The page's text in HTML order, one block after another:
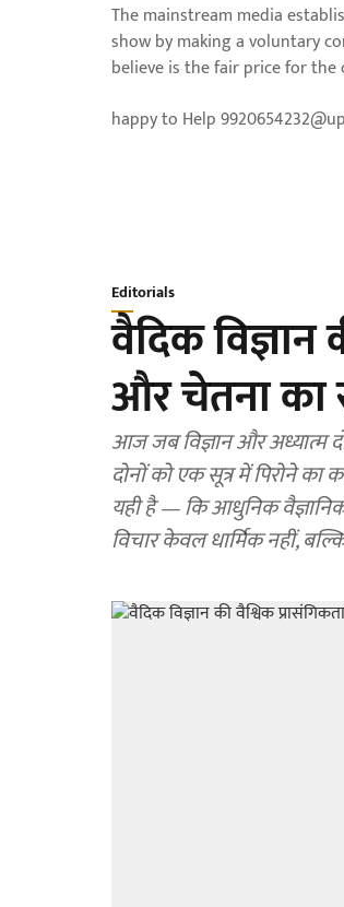
The mainstream media
show by making a voluntary
believe is the fair price for
happy to Help
Editorials
वैदिक विज्ञान
और चेतना
आज जब विज्ञान और अध्यात्म
दोनों को एक सूत्र में पिरोने
यही है — कि आधुनिक वैज्ञानिक
विचार केवल धार्मिक नहीं,